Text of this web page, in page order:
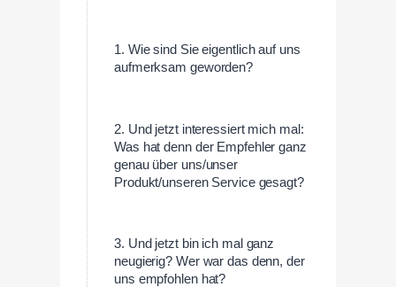
1. Wie sind Sie eigentlich auf uns
aufmerksam geworden?
2. Und jetzt interessiert mich mal:
Was hat denn der Empfehler ganz
genau über uns/unser
Produkt/unseren Service gesagt?
3. Und jetzt bin ich mal ganz
neugierig? Wer war das denn, der
uns empfohlen hat?